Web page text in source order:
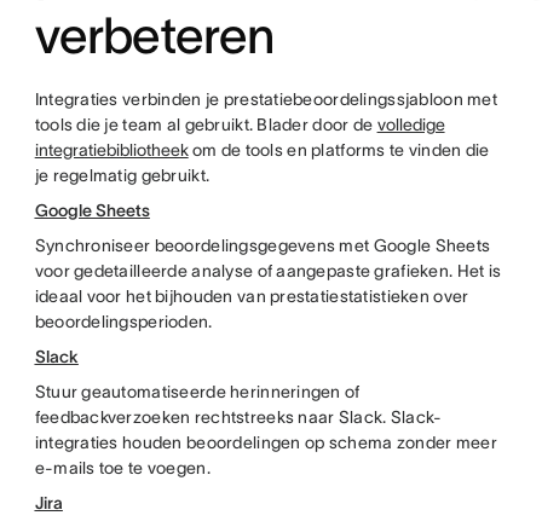
verbeteren
Integraties verbinden je prestatiebeoordelingssjabloon met
tools die je team al gebruikt. Blader door de volledige
integratiebibliotheekom de tools en platforms te vinden die
je regelmatig gebruikt.
Google Sheets
Synchroniseer beoordelingsgegevens met Google Sheets
voor gedetailleerde analyse of aangepaste grafieken. Het is
ideaal voor het bijhouden van prestatiestatistieken over
beoordelingsperioden.
Slack
Stuur geautomatiseerde herinneringen of
feedbackverzoeken rechtstreeks naar Slack. Slack-
integraties houden beoordelingen op schema zonder meer
e-mails toe te voegen.
Jira